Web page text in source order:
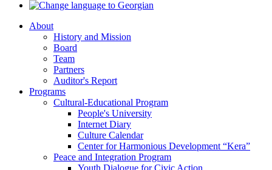
About
History and Mission
Board
Team
Partners
Auditor's Report
Programs
Cultural-Educational Program
People's University
Internet Diary
Culture Calendar
Center for Harmonious Development “Kera”
Peace and Integration Program
Youth Dialogue for Civic Action